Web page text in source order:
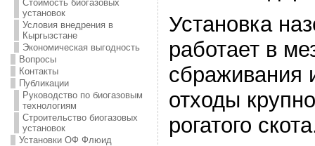
Стоимость биогазовых
установок
Условия внедрения в
Кыргызстане
Экономическая выгодность
Вопросы
Контакты
Публикации
Руководство по биогазовым
технологиям
Строительство биогазовых
установок
Установки ОФ Флюид
Установка
работает в
сбраживания
отходы
рогатого